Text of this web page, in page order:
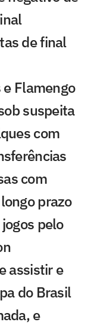
de final
Flamengo
suspeita
com
com
prazo
pelo
assistir e
do Brasil
e